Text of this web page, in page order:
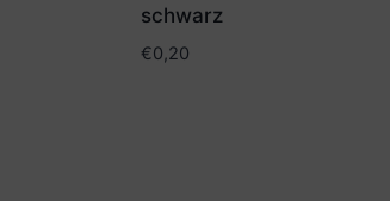
schwarz
€0,20